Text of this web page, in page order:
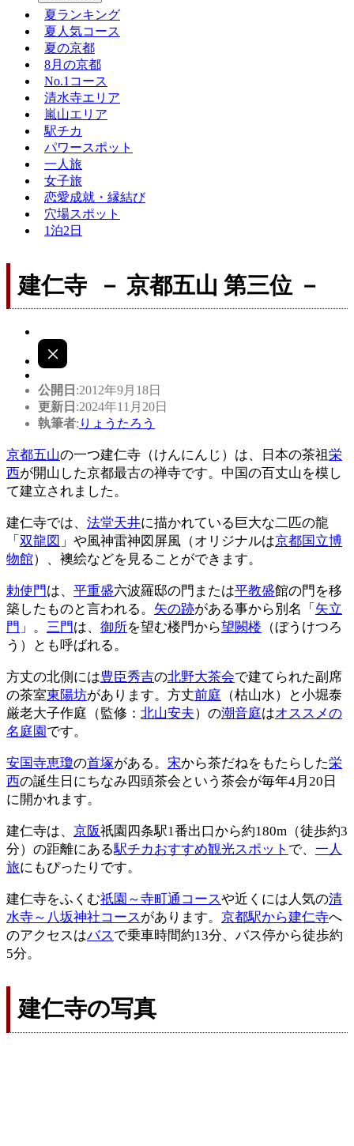
夏ランキング
夏人気コース
夏の京都
8月の京都
No.1コース
清水寺エリア
嵐山エリア
駅チカ
パワースポット
一人旅
女子旅
恋愛成就・縁結び
穴場スポット
1泊2日
建仁寺 － 京都五山 第三位 －
公開日 :2012年9月18日
更新日 :2024年11月20日
執筆者: りょうたろう
京都五山の一つ建仁寺（けんにんじ）は、日本の茶祖 栄
西が開山した京都最古の禅寺です。中国の百丈山を模し
て建立されました。
建仁寺では、 法堂天井に描かれている巨大な二匹の龍
「 双龍図 」や風神雷神図屏風（オリジナルは京都国立博
物館）、襖絵などを見ることができます。
勅使門は、 平重盛六波羅邸の門または平教盛館の門を移
築したものと言われる。 矢の跡がある事から別名「 矢立
門 」。 三門は、 御所を望む楼門から望闕楼 （ぼうけつろ
う）とも呼ばれる。
方丈の北側には豊臣秀吉の北野大茶会で建てられた副席
の茶室東陽坊があります。方丈前庭 （枯山水）と小堀泰
厳老大子作庭（監修： 北山安夫）の潮音庭はオススメの
名庭園 です。
安国寺恵瓊の首塚がある。 宋から茶だねをもたらした栄
西の誕生日にちなみ四頭茶会という茶会が毎年4月20日
に開かれます。
建仁寺は、 京阪祇園四条駅1番出口から約180m（徒歩約3
分）の距離にある駅チカおすすめ観光スポット で、 一人
旅にもぴったりです。
建仁寺をふくむ祇園～寺町通コースや近くには人気の清
水寺～八坂神社コースがあります。 京都駅から建仁寺へ
のアクセスはバスで乗車時間約13分、バス停から徒歩約
5分。
建仁寺の写真